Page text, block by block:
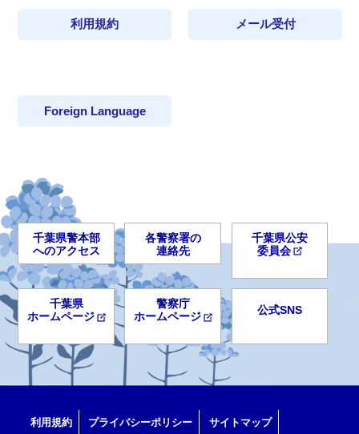
利用規約 メール受付
Foreign Language
千葉県警本部
へのアクセス
各警察署の
連絡先
千葉県公安
委員会
千葉県
ホームページ
警察庁
ホームページ
公式SNS
利用規約 プライバシーポリシー サイトマップ